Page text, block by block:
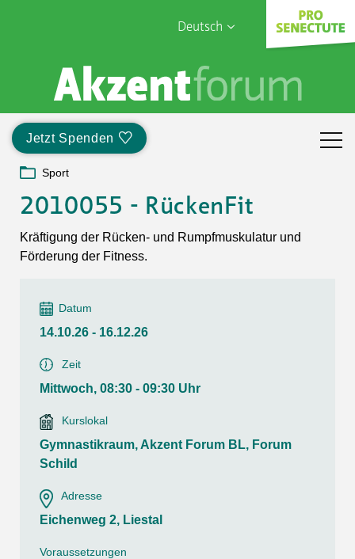
Deutsch
English
Français
Jetzt Spenden
Sophia Care
Sport
2010055 - RückenFit
Kräftigung der Rücken- und Rumpfmuskulatur und
Förderung der Fitness.
Datum
14.10.26 - 16.12.26
Zeit
Mittwoch, 08:30 - 09:30 Uhr
Kurslokal
Gymnastikraum, Akzent Forum BL, Forum
Schild
Adresse
Eichenweg 2, Liestal
Voraussetzungen